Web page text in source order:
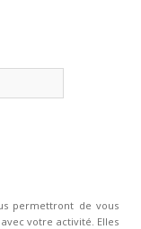
permettront de vous
votre activité. Elles